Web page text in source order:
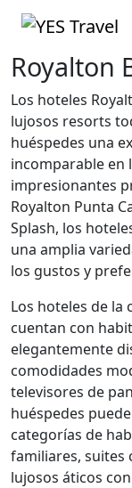
Royalton
Los hoteles
lujosos resorts
huéspedes una
incomparable en
impresionantes
Royalton Punta
Splash, los
una amplia
los gustos y
Los hoteles de la
cuentan con
elegantemente
comodidades
televisores de
huéspedes
categorías de
familiares, suites
lujosos áticos